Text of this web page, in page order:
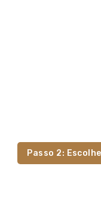
Passo 2: